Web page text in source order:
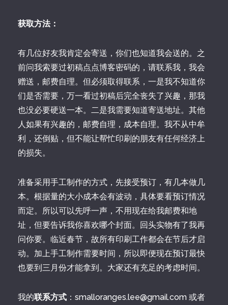
获取方法：
有几位好友我肯定会寄送，你们也知道我会送的。之
前问我索要过初稿点点博客密码的，请联系我，我会
赠送，邮费自理。但必须取得联系，一是我不知道你
们是否需要，万一看过初稿后完全丧失了兴趣，那我
也没必要硬送一本。二是我需要知道寄送地址。其他
人如果有兴趣的，邮费自理，成本自理。我不从中牟
利，还倒贴，但不能让帮忙印刷的朋友有任何经济上
的损失。
准备采用手工制作的方式，先接受预订，有几本做几
本。根据量的大小成本会有波动，具体要看预订情况
而定。所以可以先呼一声，不用现在给我邮费和地
址，但要告诉我你喜欢哪个封面。回头实物有了我再
问你要。临近春节，故所有印刷工作都会在节后才启
动。加上手工制作需要时间，所以即便现在预订最快
也要到三月份才能拿到。大家还有充足的考虑时间。
我的联系方式 ：smalloranges.lee@gmail.com 或者